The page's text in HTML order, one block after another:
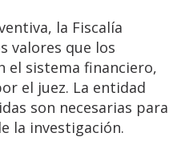
la Fiscalía
valores que los
el sistema financiero,
el juez. La entidad
son necesarias para
la investigación.